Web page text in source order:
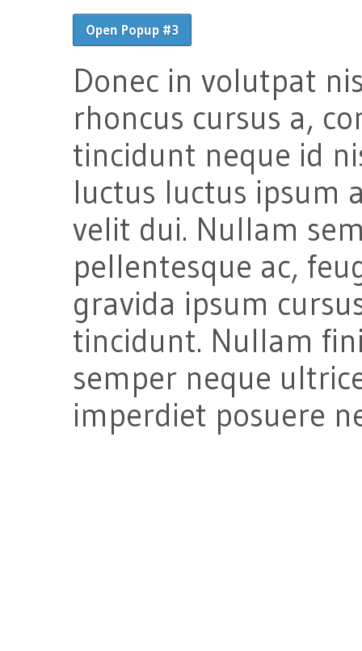
Open Popup #3
Donec in volutpat
rhoncus cursus a,
tincidunt neque id
luctus luctus ipsum
velit dui. Nullam
pellentesque ac,
gravida ipsum
tincidunt. Nullam
semper neque
imperdiet posuere